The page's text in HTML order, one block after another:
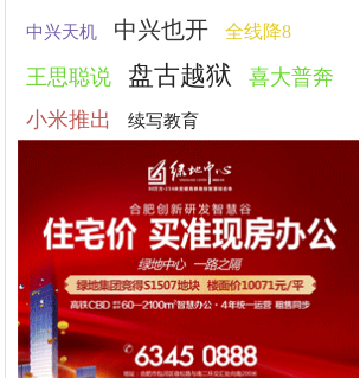
中兴天机 中兴也开 全线降8
王思聪说 盘古越狱
喜大普奔
小米推出
续写教育